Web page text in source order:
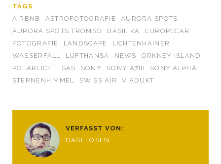
TAGS
AIRBNB
ASTROFOTOGRAFIE
AURORA SPOTS
AURORA SPOTS TROMSO
BASILIKA
EUROPECAR
FOTOGRAFIE
LANDSCAPE
LICHTENHAINER
WASSERFALL
LUFTHANSA NEWS
ORKNEY ISLAND
POLARLICHT
SAS SONY SONY A7III
SONY ALPHA
STERNENHIMMEL
SWISS AIR VIADUKT
VERFASST VON:
DASFLOSEN